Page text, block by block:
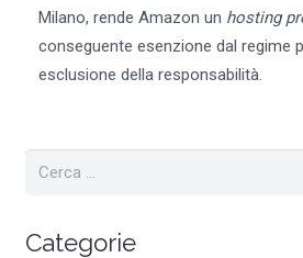
Milano, rende Amazon un hosting
conseguente esenzione dal regime
esclusione della responsabilità.
Ricerca
Categorie